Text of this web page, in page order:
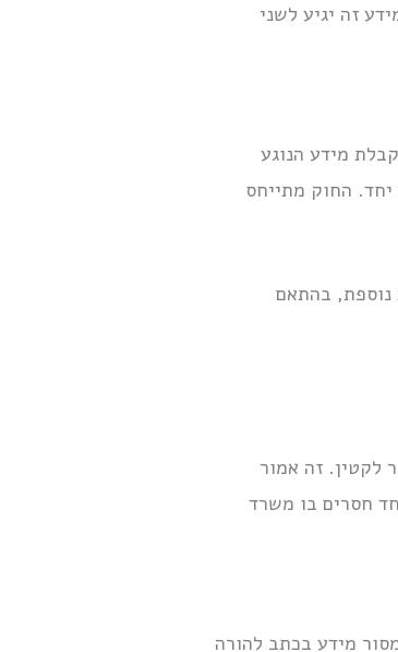
זה יגיע לשני
עבור קבלת מידע הנוגע
החוק מתייחס
נוספת, בהתאם
לקטין. זה אמור
חסרים בו משרד
החוק מחייב גופים מסוימים למסור מידע בכתב להורה